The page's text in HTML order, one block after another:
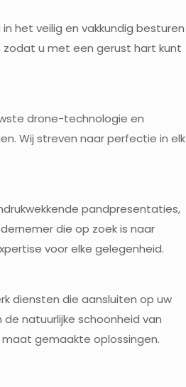
het veilig en vakkundig besturen
zodat u met een gerust hart kunt
drone-technologie en
Wij streven naar perfectie in elk
pandpresentaties,
die op zoek is naar
voor elke gelegenheid.
diensten die aansluiten op uw
natuurlijke schoonheid van
maat gemaakte oplossingen.